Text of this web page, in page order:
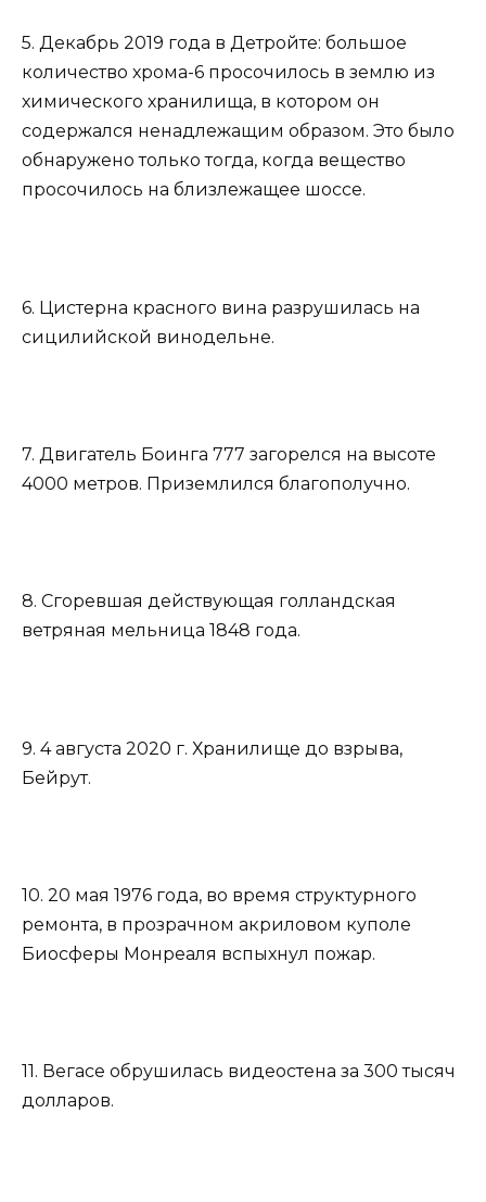
5. Декабрь 2019 года в Детройте: большое
количество хрома-6 просочилось в землю из
химического хранилища, в котором он
содержался ненадлежащим образом. Это было
обнаружено только тогда, когда вещество
просочилось на близлежащее шоссе.
6. Цистерна красного вина разрушилась на
сицилийской винодельне.
7. Двигатель Боинга 777 загорелся на высоте
4000 метров. Приземлился благополучно.
8. Сгоревшая действующая голландская
ветряная мельница 1848 года.
9. 4 августа 2020 г. Хранилище до взрыва,
Бейрут.
10. 20 мая 1976 года, во время структурного
ремонта, в прозрачном акриловом куполе
Биосферы Монреаля вспыхнул пожар.
11. Вегасе обрушилась видеостена за 300 тысяч
долларов.